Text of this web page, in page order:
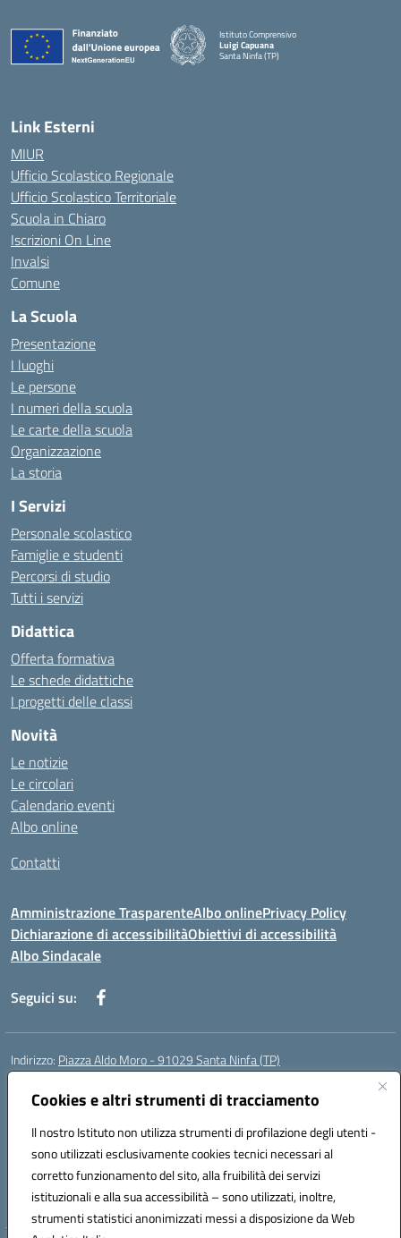
Cookies e altri strumenti di tracciamento
Il nostro Istituto non utilizza strumenti di profilazione degli utenti -
sono utilizzati esclusivamente cookies tecnici necessari al
corretto funzionamento del sito, alla fruibilità dei servizi
istituzionali e alla sua accessibilità – sono utilizzati, inoltre,
strumenti statistici anonimizzati messi a disposizione da Web
Istituto Comprensivo
Luigi Capuana
Santa Ninfa (TP)
Link Esterni
MIUR
Ufficio Scolastico Regionale
Ufficio Scolastico Territoriale
Scuola in Chiaro
Iscrizioni On Line
Invalsi
Comune
La Scuola
Presentazione
I luoghi
Le persone
I numeri della scuola
Le carte della scuola
Organizzazione
La storia
I Servizi
Personale scolastico
Famiglie e studenti
Percorsi di studio
Tutti i servizi
Didattica
Offerta formativa
Le schede didattiche
I progetti delle classi
Novità
Le notizie
Le circolari
Calendario eventi
Albo online
Contatti
Amministrazione TrasparenteAlbo onlinePrivacy Policy
Dichiarazione di accessibilitàObiettivi di accessibilità
Albo Sindacale
Seguici su:
Indirizzo: Piazza Aldo Moro - 91029 Santa Ninfa (TP)
Centralino:
Posta elettronica certificata (PEC):tpic807004@pec.istruzione.it
Codice fiscale: 81002070811
Codice meccanografico:TPIC807004
Codice Indice delle Pubbliche Amministrazioni (IPA): istsc_tpic807004
Codice unico di fatturazione (CUF): UFLMAN